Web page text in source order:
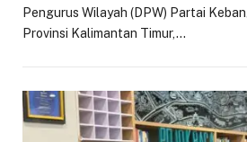
Pengurus Wilayah (DPW) Partai
Provinsi Kalimantan Timur,…